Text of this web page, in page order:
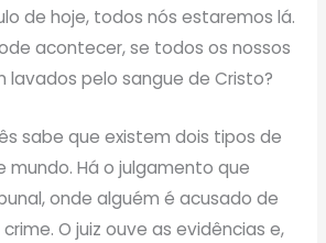
de hoje, todos nós estaremos lá.
acontecer, se todos os nossos
lavados pelo sangue de Cristo?
sabe que existem dois tipos de
mundo. Há o julgamento que
onde alguém é acusado de
O juiz ouve as evidências e,